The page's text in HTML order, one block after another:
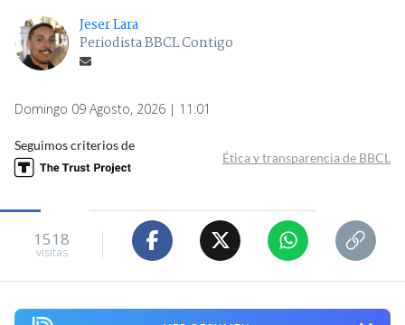
Jeser Lara
Periodista BBCL Contigo
Domingo 09 Agosto, 2026 | 11:01
Seguimos criterios de
Ética y transparencia de BBCL
1518
visitas